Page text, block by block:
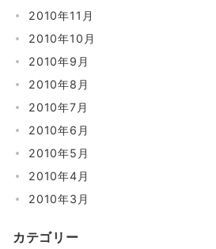
2010年11月
2010年10月
2010年9月
2010年8月
2010年7月
2010年6月
2010年5月
2010年4月
2010年3月
カテゴリー